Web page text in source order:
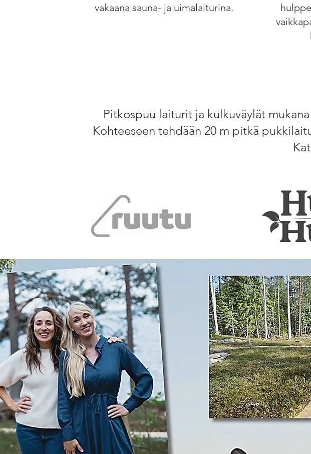
vakaana sauna- ja uimalaiturina.
Pitkospuu laiturit ja kulkuväylät
Kohteeseen tehdään 20 m pitkä